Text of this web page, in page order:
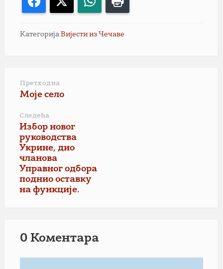
Категорија Вијести из Чечаве
Претходна
Моје село
Следећа
Избор новог
руководства
Укрине, дио
чланова
Управног одбора
поднио оставку
на функције.
0 Коментарa